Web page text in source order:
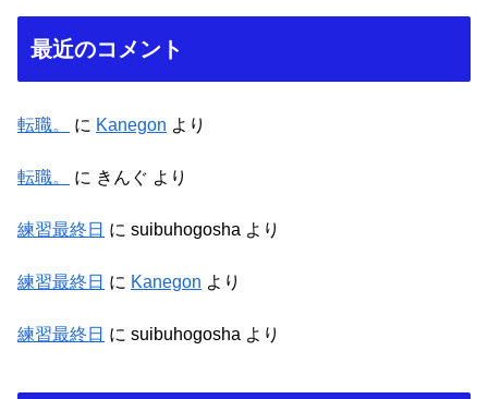
最近のコメント
転職。 に Kanegon より
転職。 に きんぐ より
練習最終日 に suibuhogosha より
練習最終日 に Kanegon より
練習最終日 に suibuhogosha より